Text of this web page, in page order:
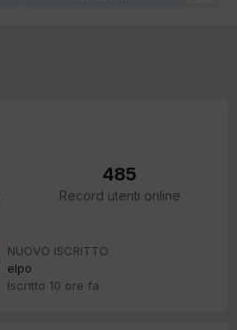
485
Record utenti online
NUOVO ISCRITTO
elpo
Iscritto 10 ore fa